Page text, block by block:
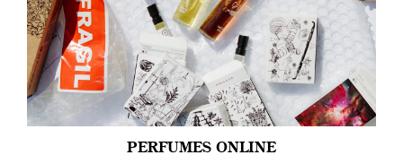
PERFUMES ONLINE